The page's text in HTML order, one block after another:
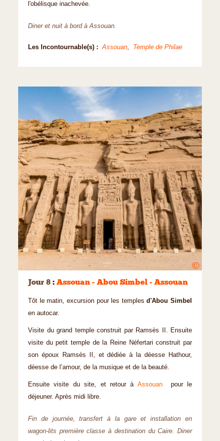
l'obélisque inachevée.
Diner et nuit à bord à Assouan.
Les Incontournable(s) : Assouan, Temple de Philae
©
Jour 8 : Assouan - Abou Simbel - Assouan
Tôt le matin, excursion pour les templesd'Abou Simbel
en autocar.
Visite du grand temple construit par Ramsès II. Ensuite
visite du petit temple de la Reine Néfertari construit par
son époux Ramsès II, et dédiée à la déesse Hathour,
déesse de l’amour, de la musique et de la beauté.
Ensuite visite du site, et retour à Assouanpour le
déjeuner. Après midi libre.
Fin de journée, transfert à la gare et installation en
wagon-lits première classe à destination du Caire. Diner